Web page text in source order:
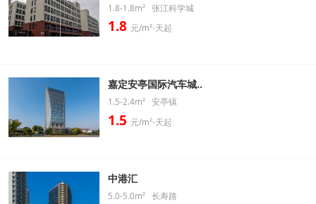
1.8-1.8m² 张江科学城
1.8 元/m²⋅天起
嘉定安亭国际汽车城..
1.5-2.4m² 安亭镇
1.5 元/m²⋅天起
中港汇
5.0-5.0m² 长寿路